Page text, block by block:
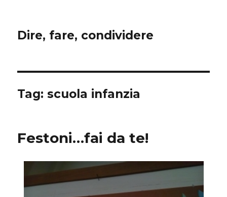
Dire, fare, condividere
Tag:scuola infanzia
Festoni…fai da te!